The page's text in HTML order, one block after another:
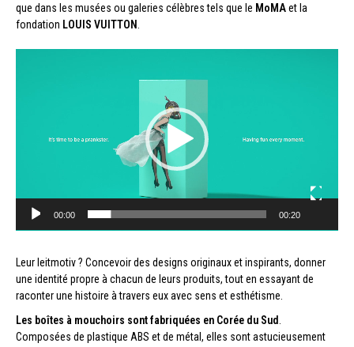
que dans les musées ou galeries célèbres tels que le MoMAet la
fondation LOUIS VUITTON
00:00 00:20
Leur leitmotiv ? Concevoir des designs originaux et inspirants, donner
une identité propre à chacun de leurs produits, tout en essayant de
raconter une histoire à travers eux avec sens et esthétisme.
Les boîtes à mouchoirs sont fabriquées en Corée du Sud
Composées de plastique ABS et de métal, elles sont astucieusement